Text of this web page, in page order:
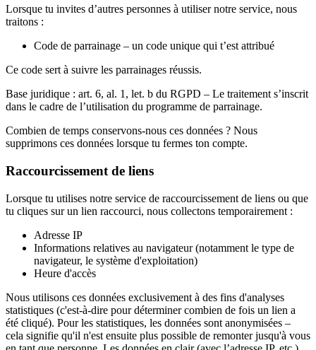
Lorsque tu invites d’autres personnes à utiliser notre service, nous
traitons :
Code de parrainage – un code unique qui t’est attribué
Ce code sert à suivre les parrainages réussis.
Base juridique : art. 6, al. 1, let. b du RGPD – Le traitement s’inscrit
dans le cadre de l’utilisation du programme de parrainage.
Combien de temps conservons-nous ces données ? Nous
supprimons ces données lorsque tu fermes ton compte.
Raccourcissement de liens
Lorsque tu utilises notre service de raccourcissement de liens ou que
tu cliques sur un lien raccourci, nous collectons temporairement :
Adresse IP
Informations relatives au navigateur(notamment le type de
navigateur, le système d'exploitation)
Heure d'accès
Nous utilisons ces données exclusivement à des fins d'analyses
statistiques (c'est-à-dire pour déterminer combien de fois un lien a
été cliqué). Pour les statistiques, les données sont anonymisées –
cela signifie qu'il n'est ensuite plus possible de remonter jusqu'à vous